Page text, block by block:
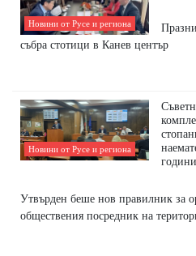
Новини от Русе и региона
събра стотици в Канев център
Новини от Русе и региона
години
Утвърден беше нов правилник за
обществения посредник на